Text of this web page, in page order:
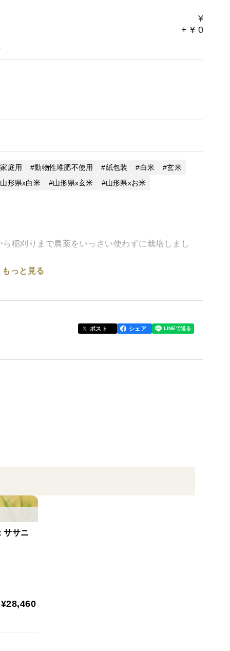
¥
+ ¥ 0
家庭用 動物性堆肥不使用 紙包装 白米
玄米
山形県x白米 山形県x玄米
山形県xお米
稲刈りまで農薬をいっさい使わずに栽培しまし
分の流亡が無く、稲刈り時に出る廃藁と籾摺りで
いので、米自体の主張が少なくおかずの味を引き
品な味が好まれていました。
の品種とも言われていますが、天候によって品質
乾燥機には搬入しますが晴天の昼間の乾いた空気
もっと見る
ポスト シェア
サニ
¥28,460